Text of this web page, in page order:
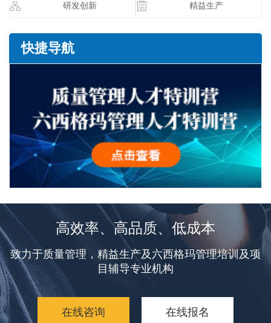
研发创新 精益生产
快捷导航
高效率、高品质、低成本
致力于质量管理，精益生产及六西格玛管理培训及项
目辅导专业机构
在线咨询 在线报名